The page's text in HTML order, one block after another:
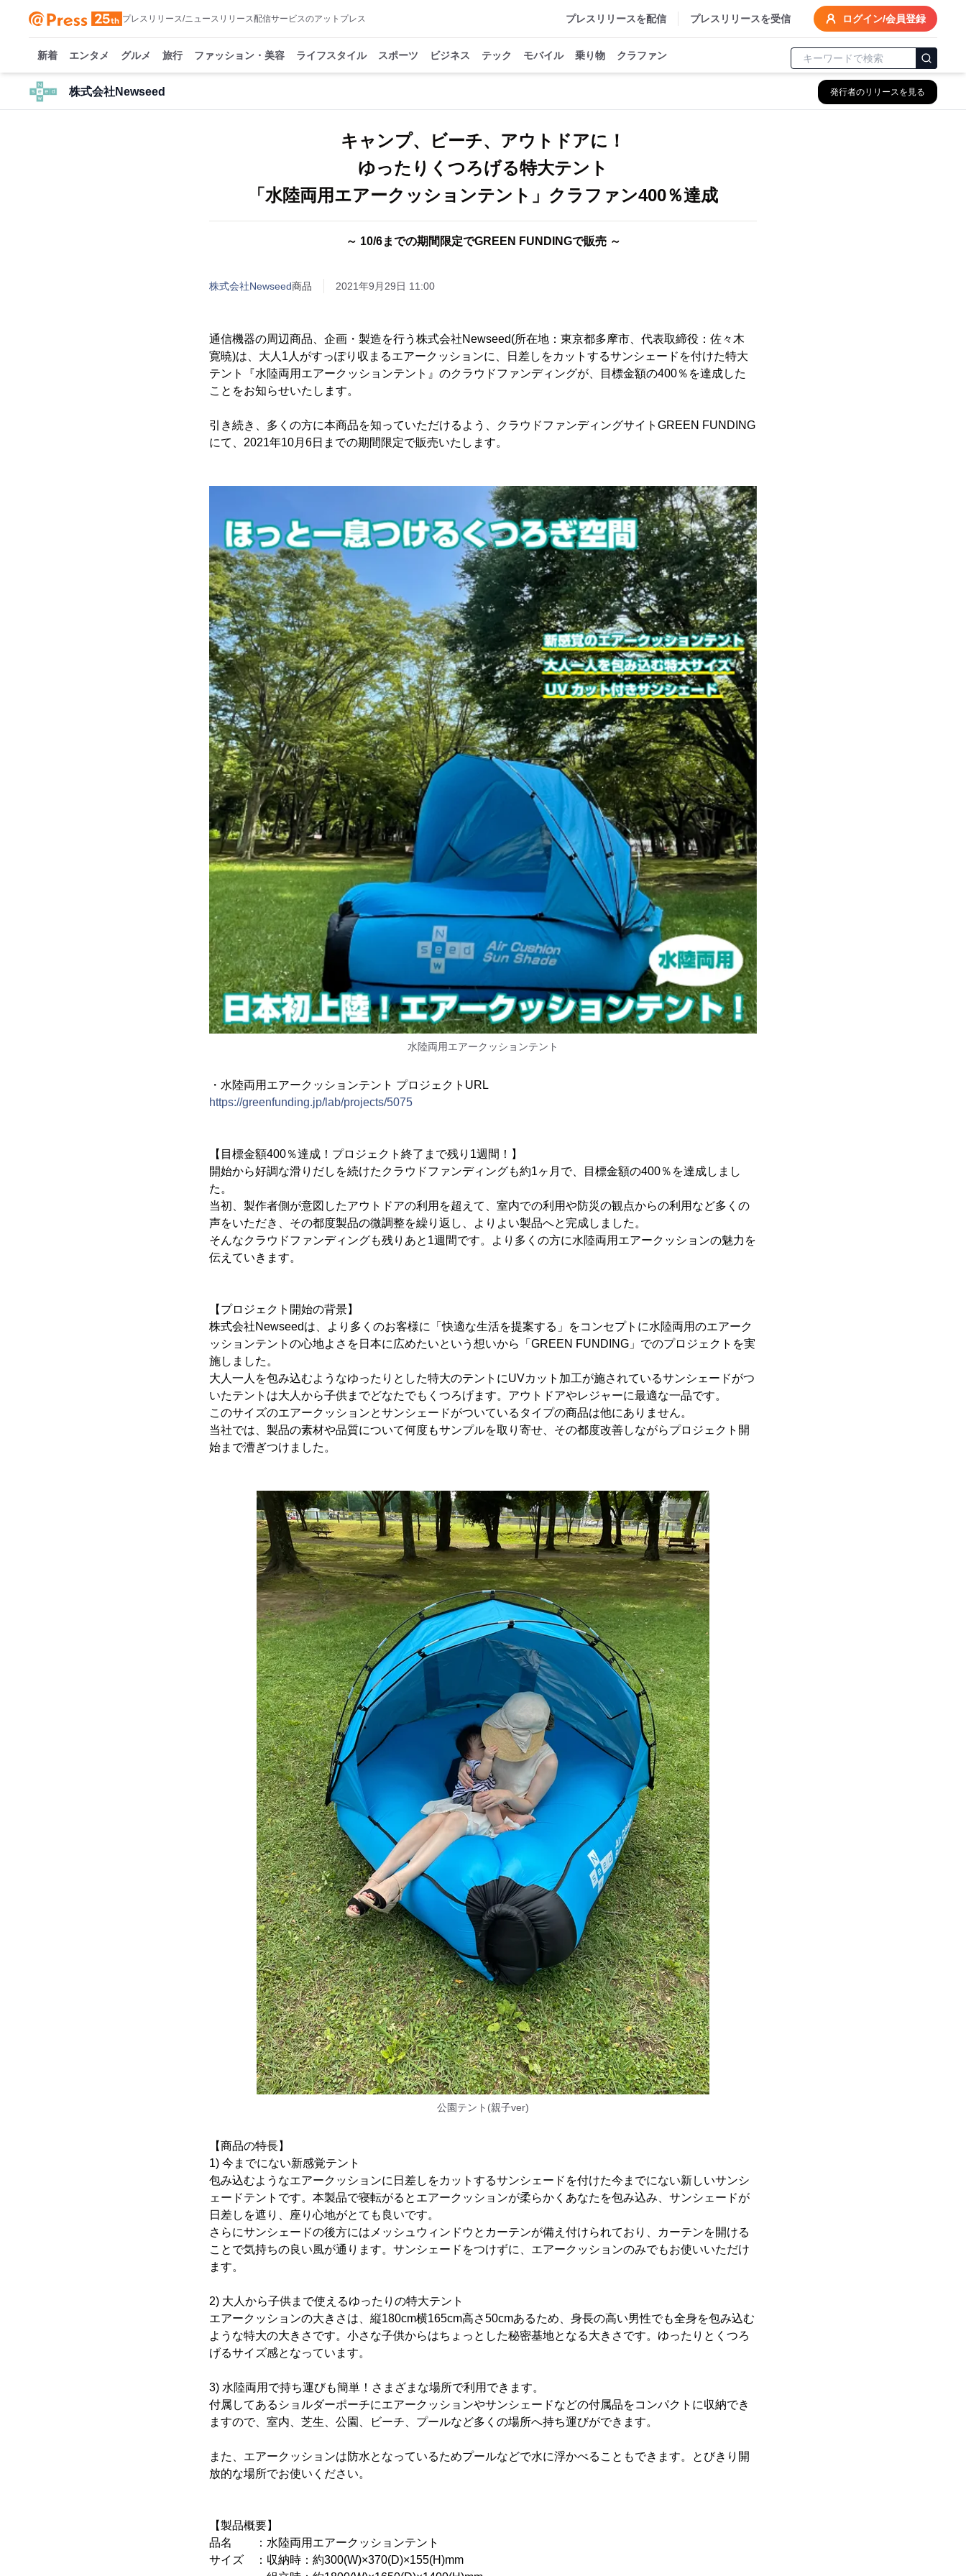
プレスリリース/ニュースリリース配信サービスのアットプレス プレスリリースを配信 プレスリリースを受信 ログイン/会員登録
新着 エンタメ グルメ 旅行 ファッション・美容 ライフスタイル スポーツ ビジネス テック モバイル 乗り物 クラファン
株式会社Newseed 発行者のリリースを見る
キャンプ、ビーチ、アウトドアに！
ゆったりくつろげる特大テント
「水陸両用エアークッションテント」クラファン400％達成
～ 10/6までの期間限定でGREEN FUNDINGで販売 ～
株式会社Newseed商品 2021年9月29日 11:00
通信機器の周辺商品、企画・製造を行う株式会社Newseed(所在地：東京都多摩市、代表取締役：佐々木
寛暁)は、大人1人がすっぽり収まるエアークッションに、日差しをカットするサンシェードを付けた特大
テント『水陸両用エアークッションテント』のクラウドファンディングが、目標金額の400％を達成した
ことをお知らせいたします。
引き続き、多くの方に本商品を知っていただけるよう、クラウドファンディングサイトGREEN FUNDING
にて、2021年10月6日までの期間限定で販売いたします。
水陸両用エアークッションテント
・水陸両用エアークッションテント プロジェクトURL
https://greenfunding.jp/lab/projects/5075
【目標金額400％達成！プロジェクト終了まで残り1週間！】
開始から好調な滑りだしを続けたクラウドファンディングも約1ヶ月で、目標金額の400％を達成しまし
た。
当初、製作者側が意図したアウトドアの利用を超えて、室内での利用や防災の観点からの利用など多くの
声をいただき、その都度製品の微調整を繰り返し、よりよい製品へと完成しました。
そんなクラウドファンディングも残りあと1週間です。より多くの方に水陸両用エアークッションの魅力を
伝えていきます。
【プロジェクト開始の背景】
株式会社Newseedは、より多くのお客様に「快適な生活を提案する」をコンセプトに水陸両用のエアーク
ッションテントの心地よさを日本に広めたいという想いから「GREEN FUNDING」でのプロジェクトを実
施しました。
大人一人を包み込むようなゆったりとした特大のテントにUVカット加工が施されているサンシェードがつ
いたテントは大人から子供までどなたでもくつろげます。アウトドアやレジャーに最適な一品です。
このサイズのエアークッションとサンシェードがついているタイプの商品は他にありません。
当社では、製品の素材や品質について何度もサンプルを取り寄せ、その都度改善しながらプロジェクト開
始まで漕ぎつけました。
公園テント(親子ver)
【商品の特長】
1) 今までにない新感覚テント
包み込むようなエアークッションに日差しをカットするサンシェードを付けた今までにない新しいサンシ
ェードテントです。本製品で寝転がるとエアークッションが柔らかくあなたを包み込み、サンシェードが
日差しを遮り、座り心地がとても良いです。
さらにサンシェードの後方にはメッシュウィンドウとカーテンが備え付けられており、カーテンを開ける
ことで気持ちの良い風が通ります。サンシェードをつけずに、エアークッションのみでもお使いいただけ
ます。
2) 大人から子供まで使えるゆったりの特大テント
エアークッションの大きさは、縦180cm横165cm高さ50cmあるため、身長の高い男性でも全身を包み込む
ような特大の大きさです。小さな子供からはちょっとした秘密基地となる大きさです。ゆったりとくつろ
げるサイズ感となっています。
3) 水陸両用で持ち運びも簡単！さまざまな場所で利用できます。
付属してあるショルダーポーチにエアークッションやサンシェードなどの付属品をコンパクトに収納でき
ますので、室内、芝生、公園、ビーチ、プールなど多くの場所へ持ち運びができます。
また、エアークッションは防水となっているためプールなどで水に浮かべることもできます。とびきり開
放的な場所でお使いください。
【製品概要】
品名 ：水陸両用エアークッションテント
サイズ ：収納時：約300(W)×370(D)×155(H)mm